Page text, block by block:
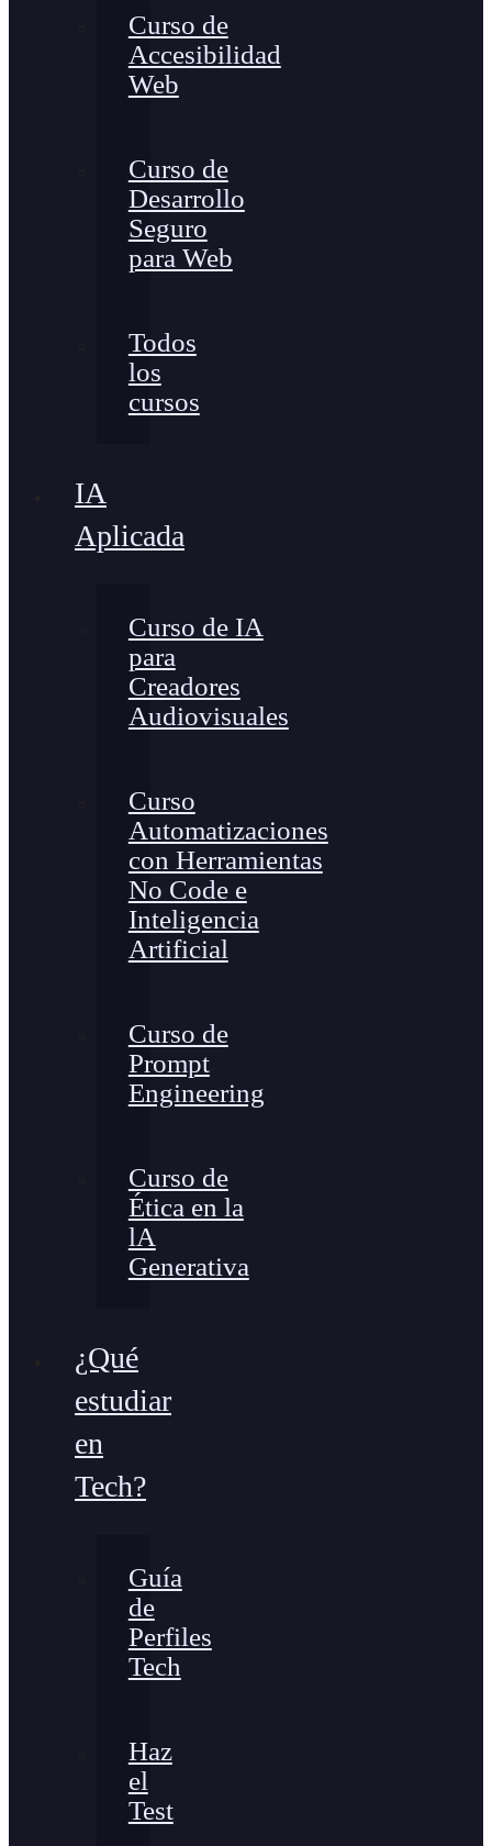
Curso de
Accesibilidad
Web
Curso de
Desarrollo
Seguro
para Web
Todos
los
cursos
IA
Aplicada
Curso de IA
para
Creadores
Audiovisuales
Curso
Automatizaciones
con Herramientas
No Code e
Inteligencia
Artificial
Curso de
Prompt
Engineering
Curso de
Ética en la
lA
Generativa
¿Qué
estudiar
en
Tech?
Guía
de
Perfiles
Tech
Haz
el
Test